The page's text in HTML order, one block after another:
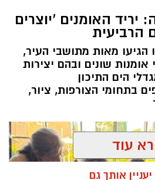
את פעילות הבנקאות
ועתה
והרחבת הפעילות.
ניהלאת סניף הבנקאות
אביב.
יריד האומנים 'יוצרים
הרביעית
הגיעו מאות מתושבי העיר,
אומנות שונים ובהם יצירות
הים התיכון
בתחומי הצורפות, ציור,
עוד
יעניין אותך גם